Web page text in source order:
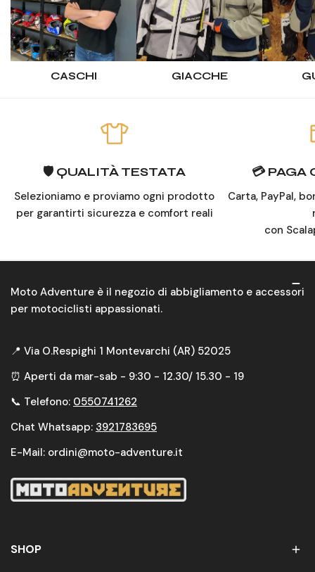
CASCHI GIACCHE
🛡️ QUALITÀ TESTATA
Selezioniamo e proviamo ogni prodotto
per garantirti sicurezza e comfort reali
💳 PAGA
Carta, PayPal,
con
Moto Adventure è il negozio di abbigliamento e accessori
per motociclisti appassionati.
📍 Via O.Respighi 1 Montevarchi (AR) 52025
⏰ Aperti da mar-sab - 9:30 - 12.30/ 15.30 - 19
📞 Telefono: 0550741262
Chat Whatsapp: 3921783695
E-Mail: ordini@moto-adventure.it
SHOP